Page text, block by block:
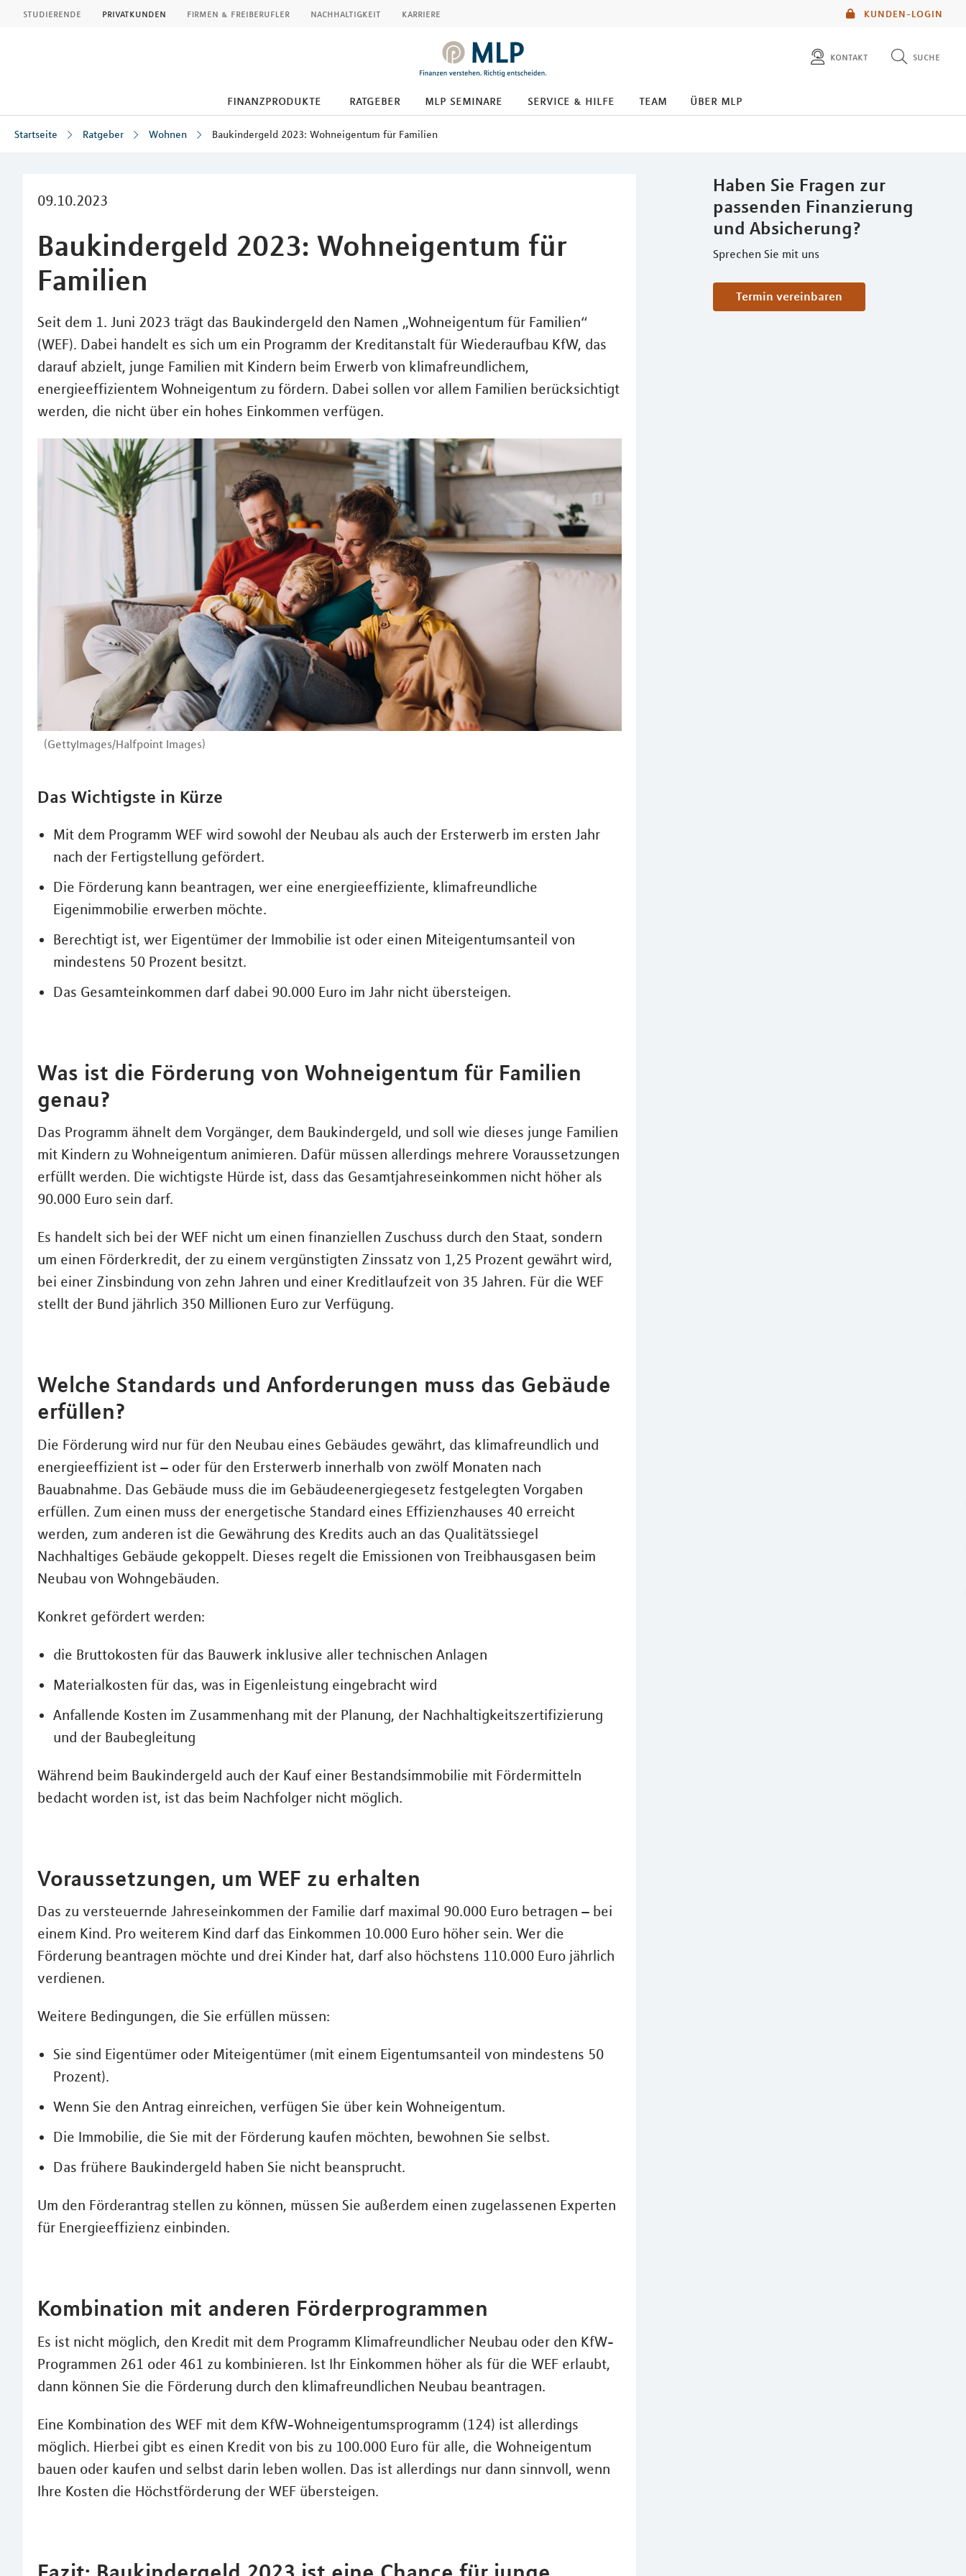
KUNDEN-LOGIN
studierende privatkunden firmen & freiberufler nachhaltigkeit karriere
kontakt suche
finanzprodukte ratgeber mlp seminare service & hilfe team über mlp
Startseite Ratgeber Wohnen Baukindergeld 2023: Wohneigentum für Familien
09.10.2023
Baukindergeld 2023: Wohneigentum für
Familien
Seit dem 1. Juni 2023 trägt das Baukindergeld den Namen „Wohneigentum für Familien“
(WEF). Dabei handelt es sich um ein Programm der Kreditanstalt für Wiederaufbau KfW, das
darauf abzielt, junge Familien mit Kindern beim Erwerb von klimafreundlichem,
energieeffizientem Wohneigentum zu fördern. Dabei sollen vor allem Familien berücksichtigt
werden, die nicht über ein hohes Einkommen verfügen.
(GettyImages/Halfpoint Images)
Haben Sie Fragen zur
passenden Finanzierung
und Absicherung?
Sprechen Sie mit uns
Termin vereinbaren
Das Wichtigste in Kürze
Mit dem Programm WEF wird sowohl der Neubau als auch der Ersterwerb im ersten Jahr
nach der Fertigstellung gefördert.
Die Förderung kann beantragen, wer eine energieeffiziente, klimafreundliche
Eigenimmobilie erwerben möchte.
Berechtigt ist, wer Eigentümer der Immobilie ist oder einen Miteigentumsanteil von
mindestens 50 Prozent besitzt.
Das Gesamteinkommen darf dabei 90.000 Euro im Jahr nicht übersteigen.
Was ist die Förderung von Wohneigentum für Familien
genau?
Das Programm ähnelt dem Vorgänger, dem Baukindergeld, und soll wie dieses junge Familien
mit Kindern zu Wohneigentum animieren. Dafür müssen allerdings mehrere Voraussetzungen
erfüllt werden. Die wichtigste Hürde ist, dass das Gesamtjahreseinkommen nicht höher als
90.000 Euro sein darf.
Es handelt sich bei der WEF nicht um einen finanziellen Zuschuss durch den Staat, sondern
um einen Förderkredit, der zu einem vergünstigten Zinssatz von 1,25 Prozent gewährt wird,
bei einer Zinsbindung von zehn Jahren und einer Kreditlaufzeit von 35 Jahren. Für die WEF
stellt der Bund jährlich 350 Millionen Euro zur Verfügung.
Welche Standards und Anforderungen muss das Gebäude
erfüllen?
Die Förderung wird nur für den Neubau eines Gebäudes gewährt, das klimafreundlich und
energieeffizient ist – oder für den Ersterwerb innerhalb von zwölf Monaten nach
Bauabnahme. Das Gebäude muss die im Gebäudeenergiegesetz festgelegten Vorgaben
erfüllen. Zum einen muss der energetische Standard eines Effizienzhauses 40 erreicht
werden, zum anderen ist die Gewährung des Kredits auch an das Qualitätssiegel
Nachhaltiges Gebäude gekoppelt. Dieses regelt die Emissionen von Treibhausgasen beim
Neubau von Wohngebäuden.
Konkret gefördert werden:
die Bruttokosten für das Bauwerk inklusive aller technischen Anlagen
Materialkosten für das, was in Eigenleistung eingebracht wird
Anfallende Kosten im Zusammenhang mit der Planung, der Nachhaltigkeitszertifizierung
und der Baubegleitung
Während beim Baukindergeld auch der Kauf einer Bestandsimmobilie mit Fördermitteln
bedacht worden ist, ist das beim Nachfolger nicht möglich.
Voraussetzungen, um WEF zu erhalten
Das zu versteuernde Jahreseinkommen der Familie darf maximal 90.000 Euro betragen – bei
einem Kind. Pro weiterem Kind darf das Einkommen 10.000 Euro höher sein. Wer die
Förderung beantragen möchte und drei Kinder hat, darf also höchstens 110.000 Euro jährlich
verdienen.
Weitere Bedingungen, die Sie erfüllen müssen:
Sie sind Eigentümer oder Miteigentümer (mit einem Eigentumsanteil von mindestens 50
Prozent).
Wenn Sie den Antrag einreichen, verfügen Sie über kein Wohneigentum.
Die Immobilie, die Sie mit der Förderung kaufen möchten, bewohnen Sie selbst.
Das frühere Baukindergeld haben Sie nicht beansprucht.
Um den Förderantrag stellen zu können, müssen Sie außerdem einen zugelassenen Experten
für Energieeffizienz einbinden.
Kombination mit anderen Förderprogrammen
Es ist nicht möglich, den Kredit mit dem Programm Klimafreundlicher Neubau oder den KfW-
Programmen 261 oder 461 zu kombinieren. Ist Ihr Einkommen höher als für die WEF erlaubt,
dann können Sie die Förderung durch den klimafreundlichen Neubau beantragen.
Eine Kombination des WEF mit dem KfW-Wohneigentumsprogramm (124) ist allerdings
möglich. Hierbei gibt es einen Kredit von bis zu 100.000 Euro für alle, die Wohneigentum
bauen oder kaufen und selbst darin leben wollen. Das ist allerdings nur dann sinnvoll, wenn
Ihre Kosten die Höchstförderung der WEF übersteigen.